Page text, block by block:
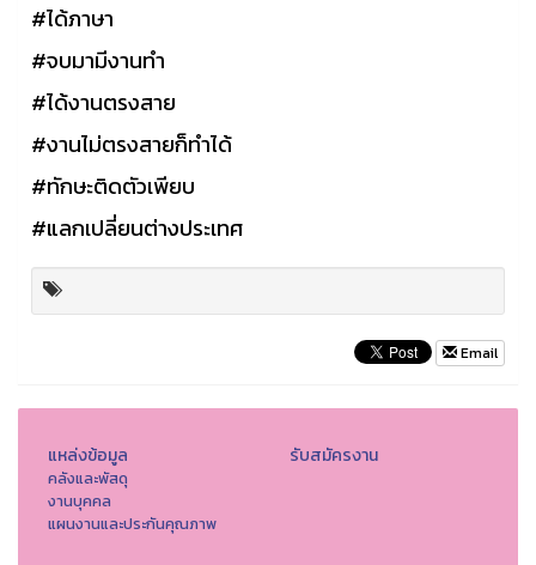
#ได้ภาษา
#จบมามีงานทำ
#ได้งานตรงสาย
#งานไม่ตรงสายก็ทำได้
#ทักษะติดตัวเพียบ
#แลกเปลี่ยนต่างประเทศ
Email
แหล่งข้อมูล
คลังและพัสดุ
งานบุคคล
แผนงานและประกันคุณภาพ
รับสมัครงาน